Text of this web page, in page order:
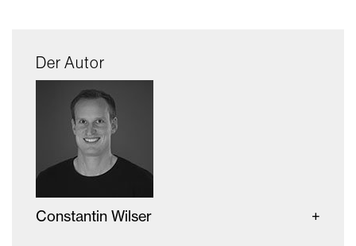
Der Autor
Constantin Wilser